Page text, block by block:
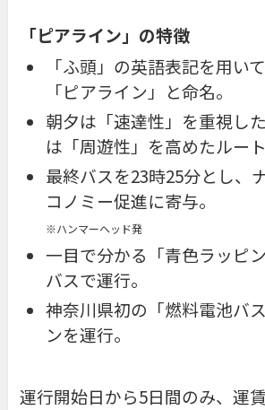
「ピアライン」の特徴
「ふ頭」の英語表記を用い
「ピアライン」と命名。
朝夕は「速達性」を重視し
は「周遊性」を高めたルート
最終バスを23時25分とし、
コノミー促進に寄与。
※ハンマーヘッド発
一目で分かる「青色ラッピ
バスで運行。
神奈川県初の「燃料電池バ
ンを運行。
運行開始日から5日間のみ、運